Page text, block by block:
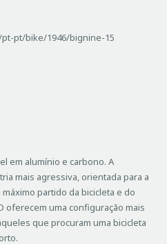
pt/bike/1946/bignine-15
em alumínio e carbono. A
mais agressiva, orientada para a
partido da bicicleta e do
oferecem uma configuração mais
que procuram uma bicicleta